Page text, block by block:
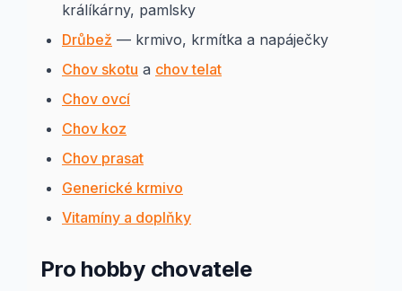
králíkárny, pamlsky
Drůbež — krmivo, krmítka a napáječky
Chov skotu a chov telat
Chov ovcí
Chov koz
Chov prasat
Generické krmivo
Vitamíny a doplňky
Pro hobby chovatele